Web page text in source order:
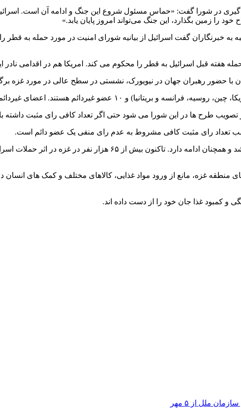
در شورا گفت: «حماس مسئول شروع این جنگ و ادامه آن است.
را زمین بگذارد، این جنگ می‌تواند امروز پایان یابد.»
به خبرنگاران گفت اسرائیل از بیانیه شورای امنیت در مورد حمله
قبل اسرائیل به قطر را محکوم می کند. امریکا هم در اقدامی نادر این
با حضور رهبران جهان در نیویورک، نشستی در سطح عالی در مورد غزه
تعداد رای مثبت کافی مشروط به عدم رای منفی یک عضو دائم است.
جنگ اسرائیل علیه غزه و حماس از ۲ سال قبل شروع شد و همچنان
منطقه غزه، مانع از ورود مواد غذایی، کالاهای مختلف و کمک های
و کمبود غذا جان خود را از دست داده اند.
ملل از ۵ مهر